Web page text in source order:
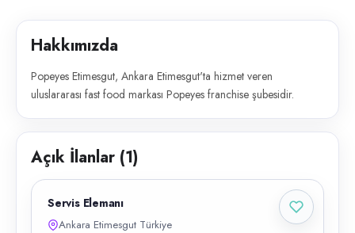
Hakkımızda
Popeyes Etimesgut, Ankara Etimesgut'ta hizmet veren
uluslararası fast food markası Popeyes franchise şubesidir.
Açık İlanlar (1)
Servis Elemanı
Ankara Etimesgut Türkiye